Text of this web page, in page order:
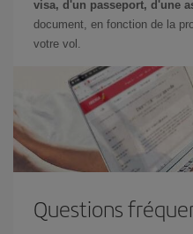
visa, d'un passeport, d'une
document, en fonction de la
votre vol.
Questions